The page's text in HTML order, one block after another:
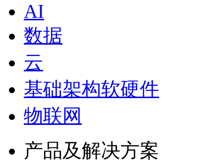
AI
数据
云
基础架构软硬件
物联网
产品及解决方案